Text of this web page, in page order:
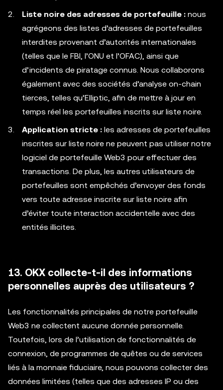
Liste noire des adresses de portefeuille : nous
agrégeons des listes d’adresses de portefeuilles
interdites provenant d’autorités internationales
(telles que le FBI, l’ONU et l’OFAC), ainsi que
d’incidents de piratage connus. Nous collaborons
également avec des sociétés d’analyse on-chain
tierces, telles qu’Elliptic, afin de mettre à jour en
temps réel les portefeuilles inscrits sur liste noire.
Application stricte : les adresses de portefeuilles
inscrites sur liste noire ne peuvent pas utiliser notre
logiciel de portefeuille Web3 pour effectuer des
transactions. De plus, les autres utilisateurs de
portefeuilles sont empêchés d’envoyer des fonds
vers toute adresse inscrite sur liste noire afin
d’éviter toute interaction accidentelle avec des
entités illicites.
13. OKX collecte-t-il des informations
personnelles auprès des utilisateurs ?
Les fonctionnalités principales de notre portefeuille
Web3 ne collectent aucune donnée personnelle.
Toutefois, lors de l’utilisation de fonctionnalités de
connexion, de programmes de quêtes ou de services
liés à la monnaie fiduciaire, nous pouvons collecter des
données limitées (telles que des adresses IP ou des